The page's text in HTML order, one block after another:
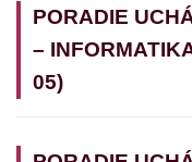
PORADIE
–
05)